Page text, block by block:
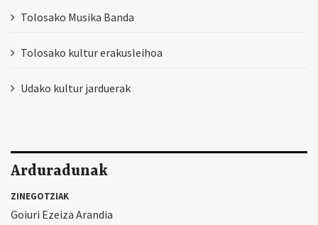
Tolosako Musika Banda
Tolosako kultur erakusleihoa
Udako kultur jarduerak
Arduradunak
ZINEGOTZIAK
Goiuri Ezeiza Arandia